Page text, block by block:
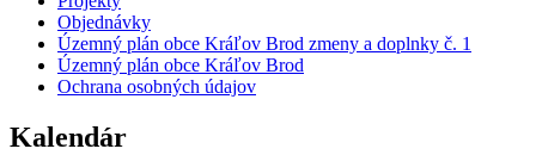
Objednávky
Územný plán obce Kráľov Brod zmeny a doplnky č. 1
Územný plán obce Kráľov Brod
Ochrana osobných údajov
Kalendár